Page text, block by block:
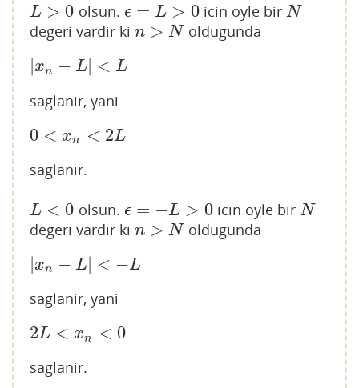
L > 0
L> 0 olsun. ϵ = L > 0
ϵ=L> 0 icin oyle birN
N
degeri vardir ki n > N
n> N oldugunda
xn − L| < L
| xn −L| <L
saglanir, yani
0 < xn < 2L
0 <xn <2L
saglanir.
L < 0
L< 0 olsun. ϵ = −L > 0
ϵ=−L >0 icin oyle bir N
N
degeri vardir ki n > N
n> N oldugunda
|xn − L| < −L
| xn −L <− L
saglanir, yani
2L < xn < 0
2L< xn< 0
saglanir.